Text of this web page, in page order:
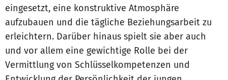
eingesetzt, eine konstruktive Atmosphäre
aufzubauen und die tägliche Beziehungsarbeit zu
erleichtern. Darüber hinaus spielt sie aber auch
und vor allem eine gewichtige Rolle bei der
Vermittlung von Schlüsselkompetenzen und